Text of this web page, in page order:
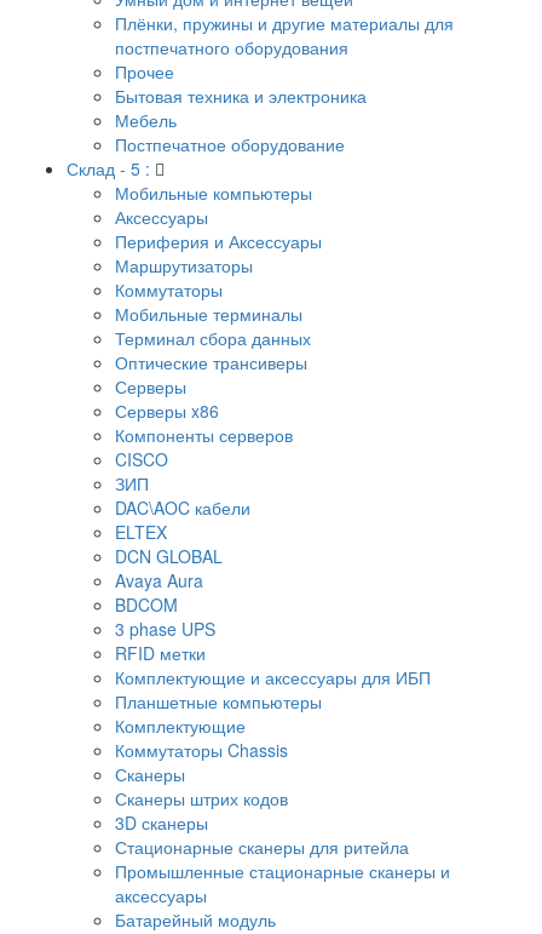
Плёнки, пружины и другие материалы для
постпечатного оборудования
Прочее
Бытовая техника и электроника
Мебель
Постпечатное оборудование
Склад - 5 :
Мобильные компьютеры
Аксессуары
Периферия и Аксессуары
Маршрутизаторы
Коммутаторы
Мобильные терминалы
Терминал сбора данных
Оптические трансиверы
Серверы
Серверы x86
Компоненты серверов
CISCO
ЗИП
DAC\AOC кабели
ELTEX
DCN GLOBAL
Avaya Aura
BDCOM
3 phase UPS
RFID метки
Комплектующие и аксессуары для ИБП
Планшетные компьютеры
Комплектующие
Коммутаторы Chassis
Сканеры
Сканеры штрих кодов
3D сканеры
Стационарные сканеры для ритейла
Промышленные стационарные сканеры и
аксессуары
Батарейный модуль